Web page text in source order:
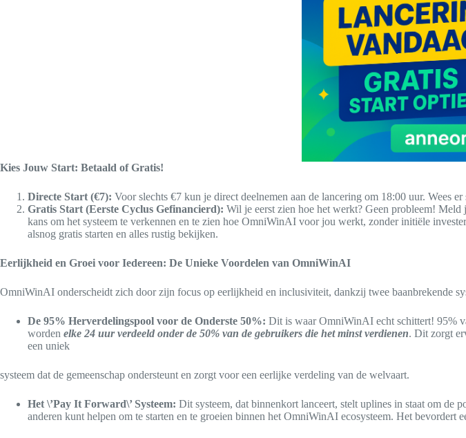
Kies Jouw Start: Betaald of Gratis!
Directe Start (€7): Voor slechts €7 kun je direct deelnemen aan de lancering om 18:00 uur. Wees
Gratis Start (Eerste Cyclus Gefinancierd): Wil je eerst zien hoe het werkt? Geen probleem!
kans om het systeem te verkennen en te zien hoe OmniWinAI voor jou werkt, zonder initiële
alsnog gratis starten en alles rustig bekijken.
Eerlijkheid en Groei voor Iedereen: De Unieke Voordelen van OmniWinAI
OmniWinAI onderscheidt zich door zijn focus op eerlijkheid en inclusiviteit, dankzij twee baanbrekende
De 95% Herverdelingspool voor de Onderste 50%: Dit is waar OmniWinAI echt schittert! 95%
worden elke 24 uur verdeeld onder de 50% van de gebruikers die het minst verdienen. Dit zorgt
een uniek
systeem dat de gemeenschap ondersteunt en zorgt voor een eerlijke verdeling van de welvaart.
Het \’Pay It Forward\’ Systeem: Dit systeem, dat binnenkort lanceert, stelt uplines in staat om de
anderen kunt helpen om te starten en te groeien binnen het OmniWinAI ecosysteem. Het bevordert